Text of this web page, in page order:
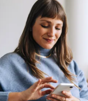
Liity
Älä